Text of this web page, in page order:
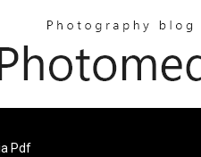
Pdf